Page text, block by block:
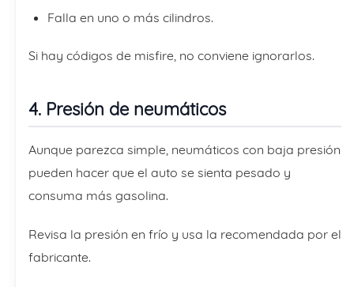
Falla en uno o más cilindros.
Si hay códigos de misfire, no conviene ignorarlos.
4. Presión de neumáticos
Aunque parezca simple, neumáticos con baja presión
pueden hacer que el auto se sienta pesado y
consuma más gasolina.
Revisa la presión en frío y usa la recomendada por el
fabricante.